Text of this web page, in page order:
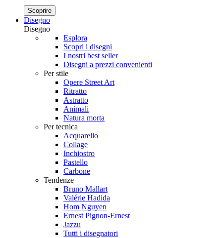
Scoprire
Disegno
Disegno
Esplora
Scopri i disegni
I nostri best seller
Disegni a prezzi convenienti
Per stile
Opere Street Art
Ritratto
Astratto
Animali
Natura morta
Per tecnica
Acquarello
Collage
Inchiostro
Pastello
Carbone
Tendenze
Bruno Mallart
Valérie Hadida
Hom Nguyen
Ernest Pignon-Ernest
Jazzu
Tutti i disegnatori